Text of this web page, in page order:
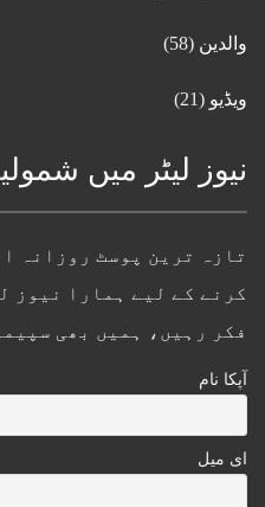
والدین (58)
ویڈیو (21)
نیوز لیٹر میں
تازہ ترین پوسٹ روزانہ
کرنے کے لیے ہمارا نیوز
فکر رہیں، ہمیں بھی
آپکا نام
ای میل